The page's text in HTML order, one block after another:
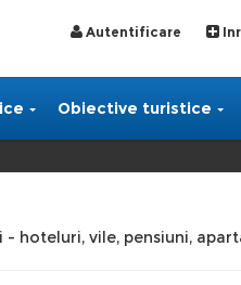
Autentificare
Obiective turistice
- hoteluri, vile, pensiuni,